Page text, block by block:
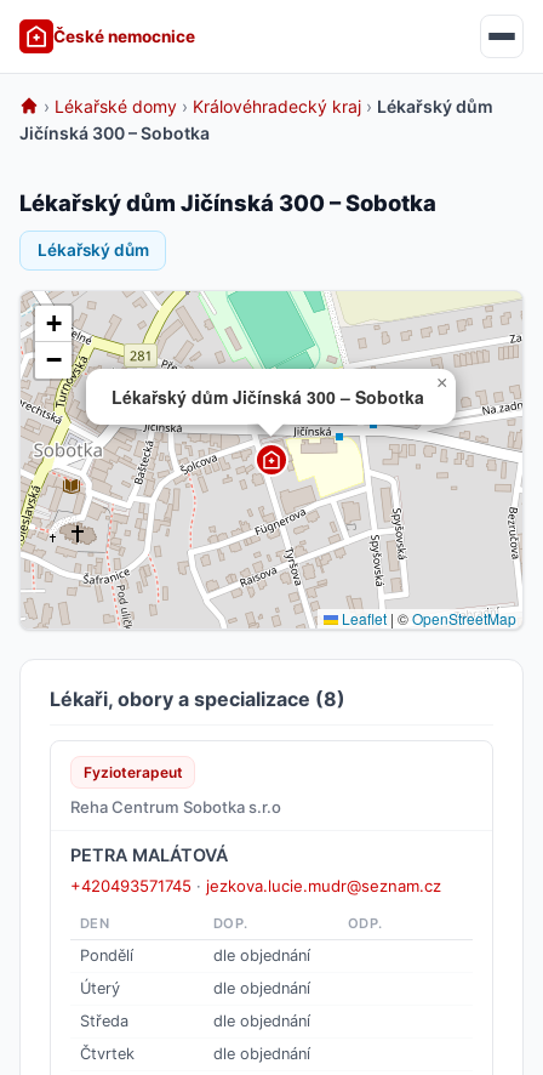
České nemocnice
› Lékařské domy › Královéhradecký kraj › Lékařský dům
Jičínská 300 – Sobotka
Lékařský dům Jičínská 300 – Sobotka
Lékařský dům
Lékařský dům Jičínská 300 – Sobotka
×
+
−
Leaflet | ©OpenStreetMap
Lékaři, obory a specializace (8)
Fyzioterapeut
Reha Centrum Sobotka s.r.o
PETRA MALÁTOVÁ
+420493571745 · jezkova.lucie.mudr@seznam.cz
DEN DOP. ODP.
Pondělí
dle objednání
Úterý
dle objednání
Středa
dle objednání
Čtvrtek
dle objednání